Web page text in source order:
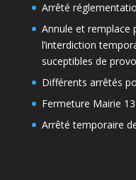
Arrêté
Annule et remplace
l’interdiction
suceptibles de
Différents arrêtés
Fermeture Mairie
Arrêté temporaire